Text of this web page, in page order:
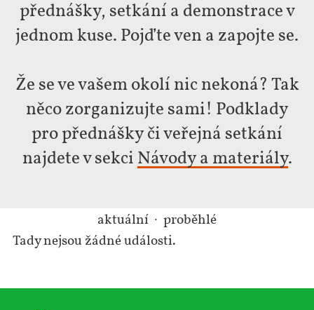
přednášky, setkání a demonstrace v
jednom kuse. Pojďte ven a zapojte se.
Že se ve vašem okolí nic nekoná? Tak
něco zorganizujte sami! Podklady
pro přednášky či veřejná setkání
najdete v sekci Návody a materiály.
aktuální
proběhlé
Tady nejsou žádné události.